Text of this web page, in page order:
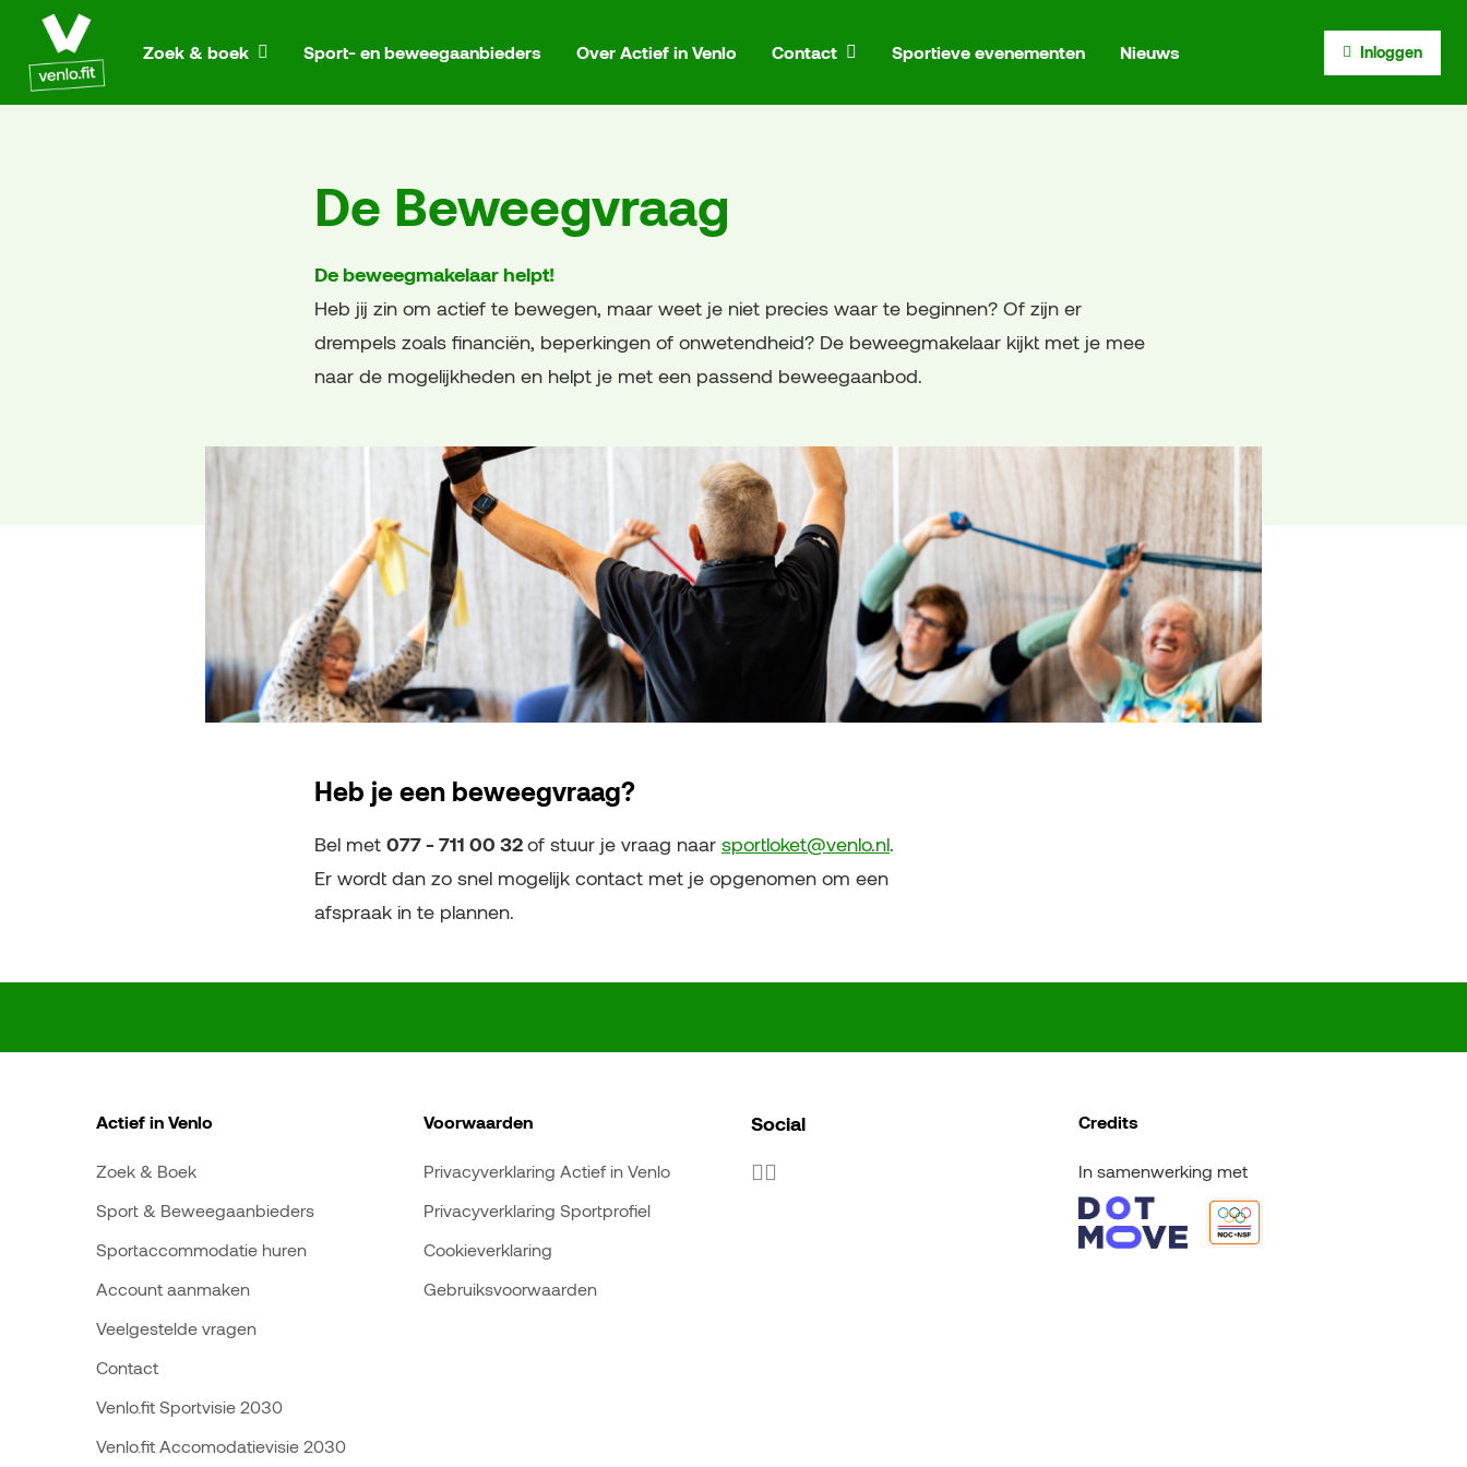
Ga naar de homepage van Actief in Venlo
Zoek & boek Sport- en beweegaanbieders Over Actief in Venlo Contact Sportieve evenementen Nieuws Inloggen
De Beweegvraag
De beweegmakelaar helpt!
Heb jij zin om actief te bewegen, maar weet je niet precies waar te beginnen? Of zijn er
drempels zoals financiën, beperkingen of onwetendheid? De beweegmakelaar kijkt met je mee
naar de mogelijkheden en helpt je met een passend beweegaanbod.
Heb je een beweegvraag?
Bel met 077 - 711 00 32 of stuur je vraag naar sportloket@venlo.nl.
Er wordt dan zo snel mogelijk contact met je opgenomen om een
afspraak in te plannen.
Actief in Venlo
Zoek & Boek
Sport & Beweegaanbieders
Sportaccommodatie huren
Account aanmaken
Veelgestelde vragen
Contact
Venlo.fit Sportvisie 2030
Venlo.fit Accomodatievisie 2030
Voorwaarden
Privacyverklaring Actief in Venlo
Privacyverklaring Sportprofiel
Cookieverklaring
Gebruiksvoorwaarden
Social Credits
In samenwerking met